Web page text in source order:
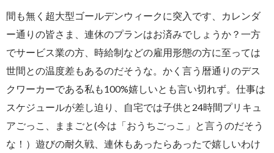
間も無く超大型ゴールデンウィークに突入です、カレンダ
ー通りの皆さま、連休のプランはお済みでしょうか？一方
でサービス業の方、時給制などの雇用形態の方に至っては
世間との温度差もあるのだそうな。かく言う暦通りのデス
クワーカーである私も100%嬉しいとも言い切れず。仕事は
スケジュールが差し迫り、自宅では子供と24時間プリキュ
アごっこ、ままごと(今は「おうちごっこ」と言うのだそう
な！）遊びの耐久戦、連休もあったらあったで嬉しいわけ